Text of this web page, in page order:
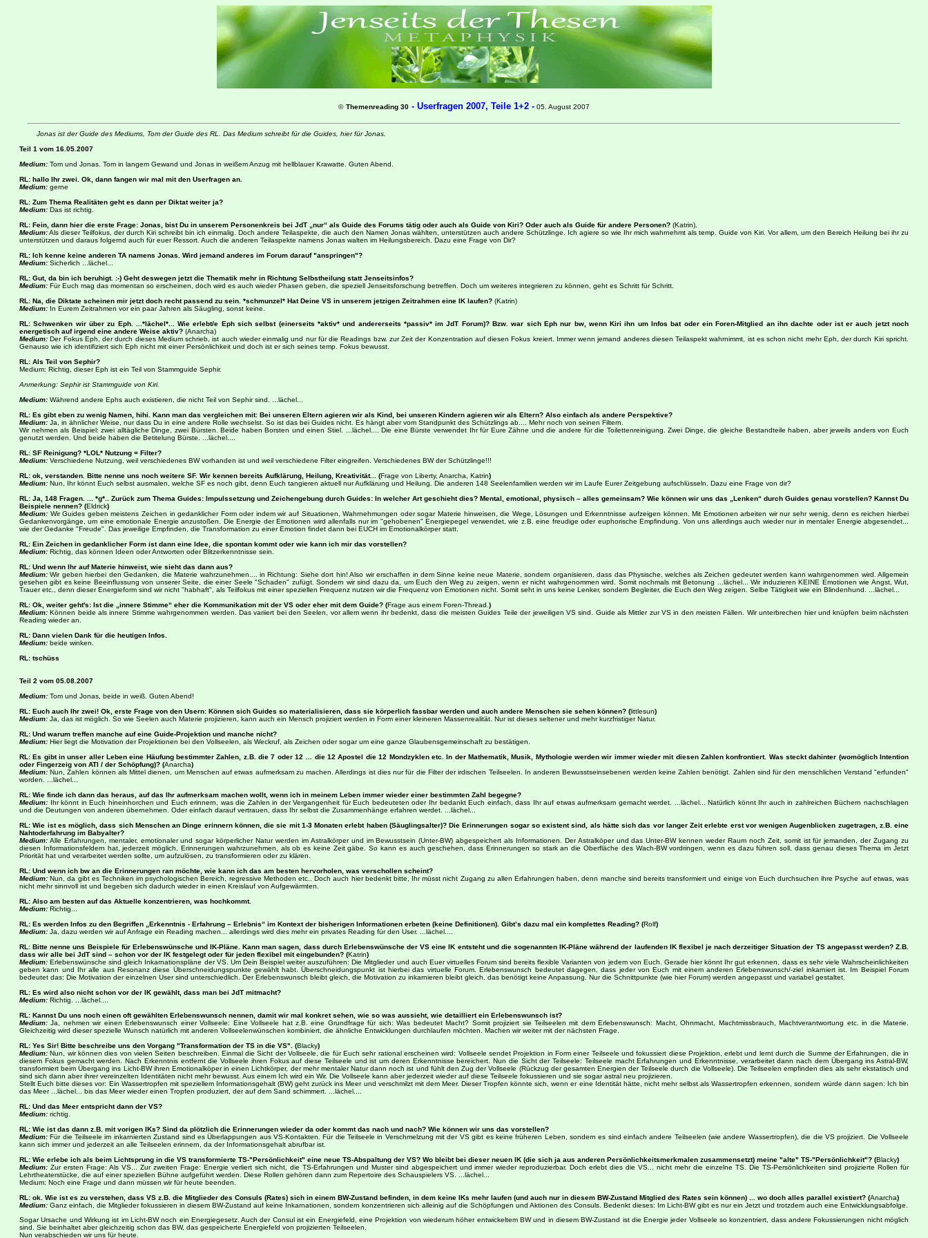
© Themenreading 30 - Userfragen 2007, Teile 1+2 - 05. August 2007
Jonas ist der Guide des Mediums, Tom der Guide des RL. Das Medium schreibt für die Guides, hier für Jonas.
Teil 1 vom 16.05.2007
Medium: Tom und Jonas. Tom in langem Gewand und Jonas in weißem Anzug mit hellblauer Krawatte. Guten Abend.
RL: hallo Ihr zwei.
Ok, dann fangen wir mal mit den Userfragen an.
Medium: gerne
RL: Zum Thema Realitäten geht es dann per Diktat weiter ja?
Medium: Das ist richtig.
RL: Fein, dann hier die erste Frage: Jonas, bist Du in unserem Personenkreis bei JdT „nur“ als Guide des Forums tätig oder auch als Guide von Kiri? Oder auch als Guide für andere Personen? (Katrin)
Medium:Als dieser Teilfokus, der durch Kiri schreibt bin ich einmalig. Doch andere Teilaspekte, die auch den Namen Jonas wählten, unterstützen auch andere Schützlinge. Ich agiere so wie Ihr mich wahrnehmt als temp. Guide von Kiri. Vor allem, um den Bereich Heilung bei ihr zu
unterstützen und daraus folgernd auch für euer Ressort. Auch die anderen Teilaspekte namens Jonas walten im Heilungsbereich. Dazu eine Frage von Dir?
RL: Ich kenne keine anderen TA namens Jonas. Wird jemand anderes im Forum darauf "anspringen"?
Medium: Sicherlich ...lächel...
RL: Gut, da bin ich beruhigt. :-) Geht deswegen jetzt die Thematik mehr in Richtung Selbstheilung statt Jenseitsinfos?
Medium: Für Euch mag das momentan so erscheinen, doch wird es auch wieder Phasen geben, die speziell Jenseitsforschung betreffen. Doch um weiteres integrieren zu können, geht es Schritt für Schritt.
RL: Na, die Diktate scheinen mir jetzt doch recht passend zu sein. *schmunzel* Hat Deine VS in unserem jetzigen Zeitrahmen eine IK laufen? (Katrin)
Medium: In Eurem Zeitrahmen vor ein paar Jahren als Säugling, sonst keine.
RL: Schwenken wir über zu Eph. ...*lächel*...
Wie erlebt/e Eph sich selbst (einerseits *aktiv* und andererseits *passiv* im JdT Forum)? Bzw. war sich Eph nur bw, wenn Kiri ihn um Infos bat oder ein Foren-Mitglied an ihn dachte oder ist er auch jetzt noch
energetisch auf irgend eine andere Weise aktiv? (Anarcha)
Medium: Der Fokus Eph, der durch dieses Medium schrieb, ist auch wieder einmalig und nur für die Readings bzw. zur Zeit der Konzentration auf diesen Fokus kreiert. Immer wenn jemand anderes diesen Teilaspekt wahrnimmt, ist es schon nicht mehr Eph, der durch Kiri spricht.
Genauso wie ich identifiziert sich Eph nicht mit einer Persönlichkeit und doch ist er sich seines temp. Fokus bewusst.
RL: Als Teil von Sephir?
Medium: Richtig, dieser Eph ist ein Teil von Stammguide Sephir.
Anmerkung: Sephir ist Stammguide von Kiri.
Medium: Während andere Ephs auch existieren, die nicht Teil von Sephir sind. ...lächel...
RL: Es gibt eben zu wenig Namen, hihi. Kann man das vergleichen mit: Bei unseren Eltern agieren wir als Kind, bei unseren Kindern agieren wir als Eltern? Also einfach als andere Perspektive?
Medium: Ja, in ähnlicher Weise, nur dass Du in eine andere Rolle wechselst. So ist das bei Guides nicht. Es hängt aber vom Standpunkt des Schützlings ab.... Mehr noch von seinen Filtern.
Wir nehmen als Beispiel: zwei alltägliche Dinge, zwei Bürsten. Beide haben Borsten und einen Stiel. ...lächel.... Die eine Bürste verwendet Ihr für Eure Zähne und die andere für die Toilettenreinigung. Zwei Dinge, die gleiche Bestandteile haben, aber jeweils anders von Euch
genutzt werden. Und beide haben die Betitelung Bürste. ...lächel....
RL: SF Reinigung? *LOL* Nutzung = Filter?
Medium: Verschiedene Nutzung, weil verschiedenes BW vorhanden ist und weil verschiedene Filter eingreifen. Verschiedenes BW der Schützlinge!!!
RL: ok, verstanden. Bitte nenne uns noch weitere SF. Wir kennen bereits Aufklärung, Heilung, Kreativität... (Frage von Liberty, Anarcha, Katrin)
Medium: Nun, Ihr könnt Euch selbst ausmalen, welche SF es noch gibt, denn Euch tangieren aktuell nur Aufklärung und Heilung. Die anderen 148 Seelenfamilien werden wir im Laufe Eurer Zeitgebung aufschlüsseln. Dazu eine Frage von dir?
RL: Ja, 148 Fragen. ... *g*.. Zurück zum Thema Guides: Impulssetzung und Zeichengebung durch Guides: In welcher Art geschieht dies? Mental, emotional, physisch – alles gemeinsam? Wie können wir uns das „Lenken“ durch Guides genau vorstellen? Kannst Du
Beispiele nennen? (Eldrick)
Medium: Wir Guides geben meistens Zeichen in gedanklicher Form oder indem wir auf Situationen, Wahrnehmungen oder sogar Materie hinweisen, die Wege, Lösungen und Erkenntnisse aufzeigen können. Mit Emotionen arbeiten wir nur sehr wenig, denn es reichen hierbei
Gedankenvorgänge, um eine emotionale Energie anzustoßen. Die Energie der Emotionen wird allenfalls nur im "gehobenen" Energiepegel verwendet, wie z.B. eine freudige oder euphorische Empfindung. Von uns allerdings auch wieder nur in mentaler Energie abgesendet...
wie der Gedanke "Freude". Das jeweilige Empfinden, die Transformation zu einer Emotion findet dann bei EUCH im Emotionalkörper statt.
RL: Ein Zeichen in gedanklicher Form ist dann eine Idee, die spontan kommt oder wie kann ich mir das vorstellen?
Medium: Richtig, das können Ideen oder Antworten oder Blitzerkenntnisse sein.
RL: Und wenn Ihr auf Materie hinweist, wie sieht das dann aus?
Medium: Wir geben hierbei den Gedanken, die Materie wahrzunehmen.... in Richtung: Siehe dort hin! Also wir erschaffen in dem Sinne keine neue Materie, sondern organisieren, dass das Physische, welches als Zeichen gedeutet werden kann wahrgenommen wird. Allgemein
gesehen gibt es keine Beeinflussung von unserer Seite, die einer Seele "Schaden" zufügt. Sondern wir sind dazu da, um Euch den Weg zu zeigen, wenn er nicht wahrgenommen wird. Somit nochmals mit Betonung ...lächel... Wir induzieren KEINE Emotionen wie Angst, Wut,
Trauer etc., denn dieser Energieform sind wir nicht "habhaft", als Teilfokus mit einer speziellen Frequenz nutzen wir die Frequenz von Emotionen nicht. Somit seht in uns keine Lenker, sondern Begleiter, die Euch den Weg zeigen. Selbe Tätigkeit wie ein Blindenhund. ...lächel...
RL: Ok, weiter geht's: Ist die „innere Stimme“ eher die Kommunikation mit der VS oder eher mit dem Guide? (Frage aus einem Foren-Thread. )
Medium: Können beide als innere Stimme wahrgenommen werden. Das variiert bei den Seelen, vor allem wenn ihr bedenkt, dass die meisten Guides Teile der jeweiligen VS sind. Guide als Mittler zur VS in den meisten Fällen. Wir unterbrechen hier und knüpfen beim nächsten
Reading wieder an.
RL: Dann vielen Dank für die heutigen Infos.
Medium: beide winken.
RL: tschüss
Teil 2 vom 05.08.2007
Medium: Tom und Jonas, beide in weiß. Guten Abend!
RL: Euch auch Ihr zwei! Ok, erste Frage von den Usern: Können sich Guides so materialisieren, dass sie körperlich fassbar werden und auch andere Menschen sie sehen können? (littlesun)
Medium: Ja, das ist möglich. So wie Seelen auch Materie projizieren, kann auch ein Mensch projiziert werden in Form einer kleineren Massenrealität. Nur ist dieses seltener und mehr kurzfristiger Natur.
RL: Und warum treffen manche auf eine Guide-Projektion und manche nicht?
Medium: Hier liegt die Motivation der Projektionen bei den Vollseelen, als Weckruf, als Zeichen oder sogar um eine ganze Glaubensgemeinschaft zu bestätigen.
RL: Es gibt in unser aller Leben eine Häufung bestimmter Zahlen, z.B. die 7 oder 12 … die 12 Apostel die 12 Mondzyklen etc. In der Mathematik, Musik, Mythologie werden wir immer wieder mit diesen Zahlen konfrontiert. Was steckt dahinter (womöglich Intention
oder Fingerzeig von ATI / der Schöpfung)? (Anarcha)
Medium: Nun, Zahlen können als Mittel dienen, um Menschen auf etwas aufmerksam zu machen. Allerdings ist dies nur für die Filter der irdischen Teilseelen. In anderen Bewusstseinsebenen werden keine Zahlen benötigt. Zahlen sind für den menschlichen Verstand "erfunden"
worden. ...lächel...
RL: Wie finde ich dann das heraus, auf das Ihr aufmerksam machen wollt, wenn ich in meinem Leben immer wieder einer bestimmten Zahl begegne?
Medium: Ihr könnt in Euch hineinhorchen und Euch erinnern, was die Zahlen in der Vergangenheit für Euch bedeuteten oder Ihr bedankt Euch einfach, dass Ihr auf etwas aufmerksam gemacht werdet. ...lächel... Natürlich könnt Ihr auch in zahlreichen Büchern nachschlagen
und die Deutungen von anderen übernehmen. Oder einfach darauf vertrauen, dass Ihr selbst die Zusammenhänge erfahren werdet. ...lächel...
RL: Wie ist es möglich, dass sich Menschen an Dinge erinnern können, die sie mit 1-3 Monaten erlebt haben (Säuglingsalter)? Die Erinnerungen sogar so existent sind, als hätte sich das vor langer Zeit erlebte erst vor wenigen Augenblicken zugetragen, z.B. eine
Nahtoderfahrung im Babyalter?
Medium: Alle Erfahrungen, mentaler, emotionaler und sogar körperlicher Natur werden im Astralkörper und im Bewusstsein (Unter-BW) abgespeichert als Informationen. Der Astralköper und das Unter-BW kennen weder Raum noch Zeit, somit ist für jemanden, der Zugang zu
diesen Informationsfeldern hat, jederzeit möglich, Erinnerungen wahrzunehmen, als ob es keine Zeit gäbe. So kann es auch geschehen, dass Erinnerungen so stark an die Oberfläche des Wach-BW vordringen, wenn es dazu führen soll, dass genau dieses Thema im Jetzt
Priorität hat und verarbeitet werden sollte, um aufzulösen, zu transformieren oder zu klären.
RL: Und wenn ich bw an die Erinnerungen ran möchte, wie kann ich das am besten hervorholen, was verschollen scheint?
Medium: Nun, da gibt es Techniken im psychologischen Bereich, regressive Methoden etc.. Doch auch hier bedenkt bitte, Ihr müsst nicht Zugang zu allen Erfahrungen haben, denn manche sind bereits transformiert und einige von Euch durchsuchen ihre Psyche auf etwas, was
nicht mehr sinnvoll ist und begeben sich dadurch wieder in einen Kreislauf von Aufgewärmten.
RL: Also am besten auf das Aktuelle konzentrieren, was hochkommt.
Medium: Richtig...
RL: Es werden Infos zu den Begriffen „Erkenntnis - Erfahrung – Erlebnis“ im Kontext der bisherigen Informationen erbeten (keine Definitionen). Gibt’s dazu mal ein komplettes Reading? (Rolf)
Medium: Ja, dazu werden wir auf Anfrage ein Reading machen... allerdings wird dies mehr ein privates Reading für den User. ...lächel....
RL: Bitte nenne uns Beispiele für Erlebenswünsche und IK-Pläne. Kann man sagen, dass durch Erlebenswünsche der VS eine IK entsteht und die sogenannten IK-Pläne während der laufenden IK flexibel je nach derzeitiger Situation der TS angepasst werden? Z.B.
dass wir alle bei JdT sind – schon vor der IK festgelegt oder für jeden flexibel mit eingebunden? (Katrin)
Medium: Erlebenswünsche sind gleich Inkarnationspläne der VS. Um Dein Beispiel weiter auszuführen: Die Mitglieder und auch Euer virtuelles Forum sind bereits flexible Varianten von jedem von Euch. Gerade hier könnt Ihr gut erkennen, dass es sehr viele Wahrscheinlichkeiten
geben kann und Ihr alle aus Resonanz diese Überschneidungspunkte gewählt habt. Überschneidungspunkt ist hierbei das virtuelle Forum. Erlebenswunsch bedeutet dagegen, dass jeder von Euch mit einem anderen Erlebenswunsch/-ziel inkarniert ist. Im Beispiel Forum
bedeutet das: Die Motivation der einzelnen User sind unterschiedlich. Der Erlebenswunsch bleibt gleich, die Motivation zu inkarnieren bleibt gleich, das benötigt keine Anpassung. Nur die Schnittpunkte (wie hier Forum) werden angepasst und variabel gestaltet.
RL: Es wird also nicht schon vor der IK gewählt, dass man bei JdT mitmacht?
Medium: Richtig. ...lächel....
RL: Kannst Du uns noch einen oft gewählten Erlebenswunsch nennen, damit wir mal konkret sehen, wie so was aussieht, wie detailliert ein Erlebenswunsch ist?
Medium: Ja, nehmen wir einen Erlebenswunsch einer Vollseele: Eine Vollseele hat z.B. eine Grundfrage für sich: Was bedeutet Macht? Somit projiziert sie Teilseelen mit dem Erlebenswunsch: Macht, Ohnmacht, Machtmissbrauch, Machtverantwortung etc. in die Materie.
Gleichzeitig wird dieser spezielle Wunsch natürlich mit anderen Vollseelenwünschen kombiniert, die ähnliche Entwicklungen durchlaufen möchten. Machen wir weiter mit der nächsten Frage.
RL: Yes Sir! Bitte beschreibe uns den Vorgang "Transformation der TS in die VS". (Blacky)
Medium: Nun, wir können dies von vielen Seiten beschreiben. Einmal die Sicht der Vollseele, die für Euch sehr rational erscheinen wird: Vollseele sendet Projektion in Form einer Teilseele und fokussiert diese Projektion, erlebt und lernt durch die Summe der Erfahrungen, die in
diesem Fokus gemacht werden. Nach Erkenntnis entfernt die Vollseele ihren Fokus auf diese Teilseele und ist um deren Erkenntnisse bereichert. Nun die Sicht der Teilseele: Teilseele macht Erfahrungen und Erkenntnisse, verarbeitet dann nach dem Übergang ins Astral-BW,
transformiert beim Übergang ins Licht-BW ihren Emotionalköper in einen Lichtkörper, der mehr mentaler Natur dann noch ist und fühlt den Zug der Vollseele (Rückzug der gesamten Energien der Teilseele durch die Vollseele). Die Teilseelen empfinden dies als sehr ekstatisch und
sind sich dann aber ihrer vereinzelten Identitäten nicht mehr bewusst. Aus einem Ich wird ein Wir. Die Vollseele kann aber jederzeit wieder auf diese Teilseele fokussieren und sie sogar astral neu projizieren.
Stellt Euch bitte dieses vor: Ein Wassertropfen mit speziellem Informationsgehalt (BW) geht zurück ins Meer und verschmilzt mit dem Meer. Dieser Tropfen könnte sich, wenn er eine Identität hätte, nicht mehr selbst als Wassertropfen erkennen, sondern würde dann sagen: Ich bin
das Meer ...lächel... bis das Meer wieder einen Tropfen produziert, der auf dem Sand schimmert. ...lächel....
RL: Und das Meer entspricht dann der VS?
Medium: richtig.
RL: Wie ist das dann z.B. mit vorigen IKs? Sind da plötzlich die Erinnerungen wieder da oder kommt das nach und nach? Wie können wir uns das vorstellen?
Medium: Für die Teilseele im inkarnierten Zustand sind es Überlappungen aus VS-Kontakten. Für die Teilseele in Verschmelzung mit der VS gibt es keine früheren Leben, sondern es sind einfach andere Teilseelen (wie andere Wassertropfen), die die VS projiziert. Die Vollseele
kann sich immer und jederzeit an alle Teilseelen erinnern, da der Informationsgehalt abrufbar ist.
RL: Wie erlebe ich als beim Lichtsprung in die VS transformierte TS-"Persönlichkeit" eine neue TS-Abspaltung der VS? Wo bleibt bei dieser neuen IK (die sich ja aus anderen Persönlichkeitsmerkmalen zusammensetzt) meine "alte" TS-"Persönlichkeit"? (Blacky)
Medium: Zur ersten Frage: Als VS... Zur zweiten Frage: Energie verliert sich nicht, die TS-Erfahrungen und Muster sind abgespeichert und immer wieder reproduzierbar. Doch erlebt dies die VS... nicht mehr die einzelne TS. Die TS-Persönlichkeiten sind projizierte Rollen für
Lehrtheaterstücke, die auf einer speziellen Bühne aufgeführt werden. Diese Rollen gehören dann zum Repertoire des Schauspielers VS. ...lächel...
Medium: Noch eine Frage und dann müssen wir für heute beenden.
RL: ok. Wie ist es zu verstehen, dass VS z.B. die Mitglieder des Consuls (Rates) sich in einem BW-Zustand befinden, in dem keine IKs mehr laufen (und auch nur in diesem BW-Zustand Mitglied des Rates sein können) ... wo doch alles parallel existiert? (Anarcha)
Medium: Ganz einfach, die Mitglieder fokussieren in diesem BW-Zustand auf keine Inkarnationen, sondern konzentrieren sich alleinig auf die Schöpfungen und Aktionen des Consuls. Bedenkt dieses: Im Licht-BW gibt es nur ein Jetzt und trotzdem auch eine Entwicklungsabfolge.
Sogar Ursache und Wirkung ist im Licht-BW noch ein Energiegesetz. Auch der Consul ist ein Energiefeld, eine Projektion von wiederum höher entwickeltem BW und in diesem BW-Zustand ist die Energie jeder Vollseele so konzentriert, dass andere Fokussierungen nicht möglich
sind. Sie beinhaltet aber gleichzeitig schon das BW, das gespeicherte Energiefeld von projizierten Teilseelen.
Nun verabschieden wir uns für heute.